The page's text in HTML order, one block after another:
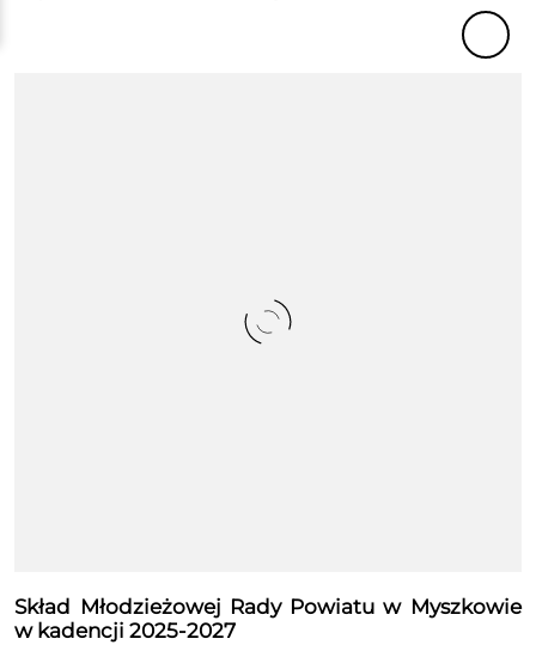
Skład Młodzieżowej Rady Powiatu w Myszkowie
w kadencji 2025-2027